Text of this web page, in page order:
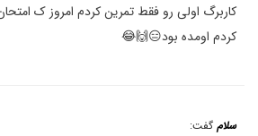
کاربرگ اولی رو فقط تمرین کردم امروز ک
کردم اومده بود😑🙌😂
سلام گفت: